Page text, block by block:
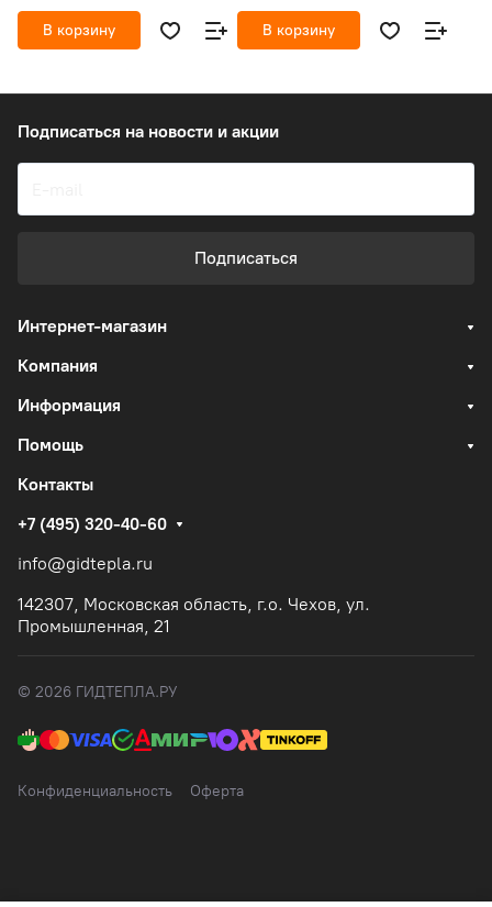
В корзину В корзину
Подписаться на новости и акции
Подписаться
Интернет-магазин
Компания
Информация
Помощь
Контакты
+7 (495) 320-40-60
info@gidtepla.ru
142307, Московская область, г.о. Чехов, ул.
Промышленная, 21
© 2026 ГИДТЕПЛА.РУ
Конфиденциальность Оферта